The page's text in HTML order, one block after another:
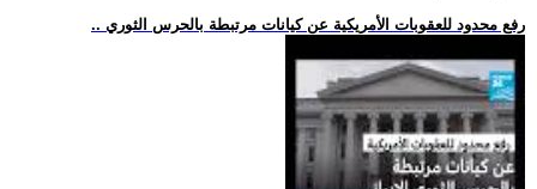
.. رفع محدود للعقوبات الأمريكية عن كيانات مرتبطة بالحرس الثوري